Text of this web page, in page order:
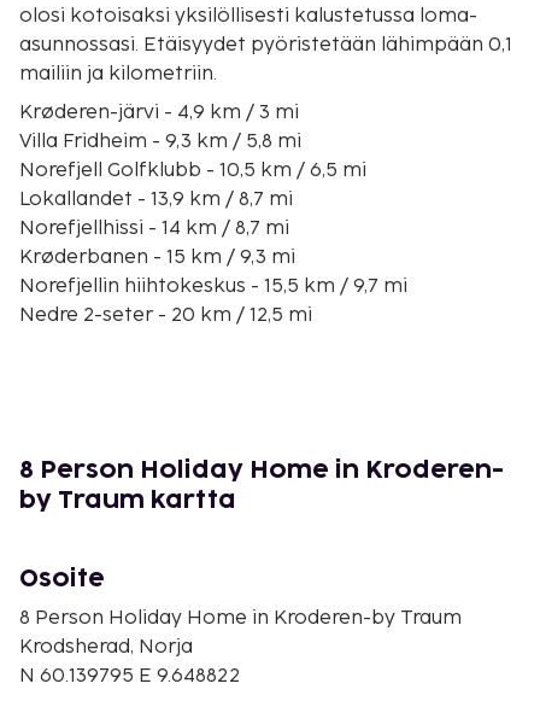
olosi kotoisaksi yksilöllisesti kalustetussa loma-
asunnossasi. Etäisyydet pyöristetään lähimpään 0,1
mailiin ja kilometriin.
Krøderen-järvi - 4,9 km / 3 mi
Villa Fridheim - 9,3 km / 5,8 mi
Norefjell Golfklubb - 10,5 km / 6,5 mi
Lokallandet - 13,9 km / 8,7 mi
Norefjellhissi - 14 km / 8,7 mi
Krøderbanen - 15 km / 9,3 mi
Norefjellin hiihtokeskus - 15,5 km / 9,7 mi
Nedre 2-seter - 20 km / 12,5 mi
Krøderenin rautatielinja - 38,9 km / 24,1 mi
Eggedalin mylly - 39,5 km / 24,6 mi
Furumon uimahalli - 42,5 km / 26,4 mi
Palveluihin kuuluu ilmainen pysäköinti. Hyödynnä
sauna ja terassi.
8 Person Holiday Home in Kroderen-
by Traum kartta
Osoite
8 Person Holiday Home in Kroderen-by Traum
Krodsherad, Norja
N 60.139795 E 9.648822